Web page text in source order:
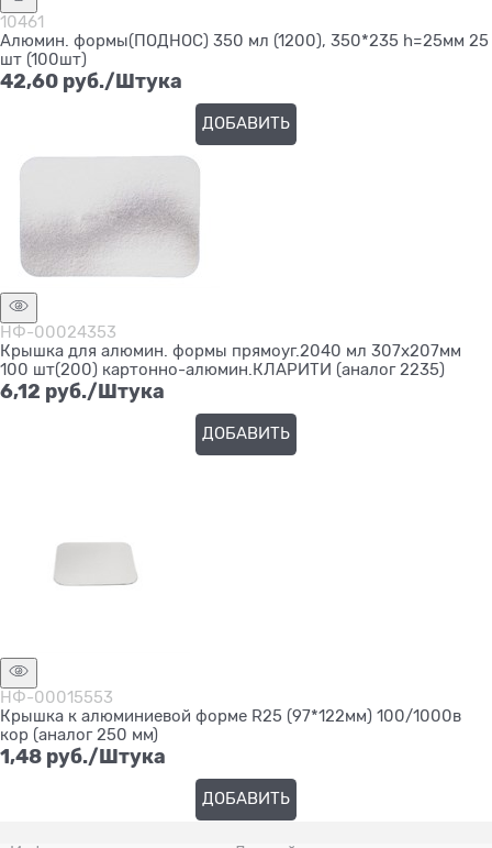
10461
Алюмин. формы(ПОДНОС) 350 мл (1200), 350*235 h=25мм 25
шт (100шт)
42,60 руб./Штука
ДОБАВИТЬ
НФ-00024353
Крышка для алюмин. формы прямоуг.2040 мл 307х207мм
100 шт(200) картонно-алюмин.КЛАРИТИ (аналог 2235)
6,12 руб./Штука
ДОБАВИТЬ
НФ-00015553
Крышка к алюминиевой форме R25 (97*122мм) 100/1000в
кор (аналог 250 мм)
1,48 руб./Штука
ДОБАВИТЬ